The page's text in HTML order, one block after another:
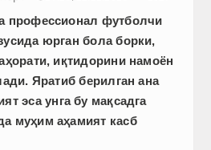
профессионал футболчи
юрган бола борки,
, иқтидорини намоён
. Яратиб берилган ана
эса унга бу мақсадга
муҳим аҳамият касб